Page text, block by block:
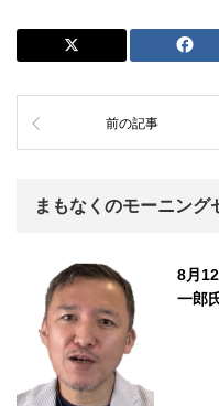
前の記事
まもなくのモーニング
8月
一郎